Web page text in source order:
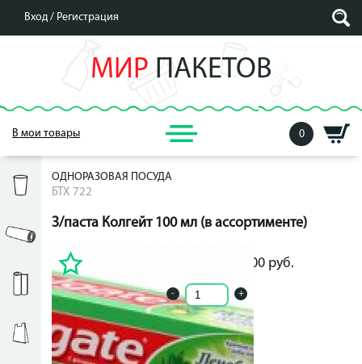
Вход / Регистрация
МИР ПАКЕТОВ
В мои товары 0
ОДНОРАЗОВАЯ ПОСУДА
БТХ 722
З/паста Колгейт 100 мл (в ассортименте)
62.00 руб.
- +
Кол-во ед. в упак.: -1
Объем: 100мл
Количество:: 1шт